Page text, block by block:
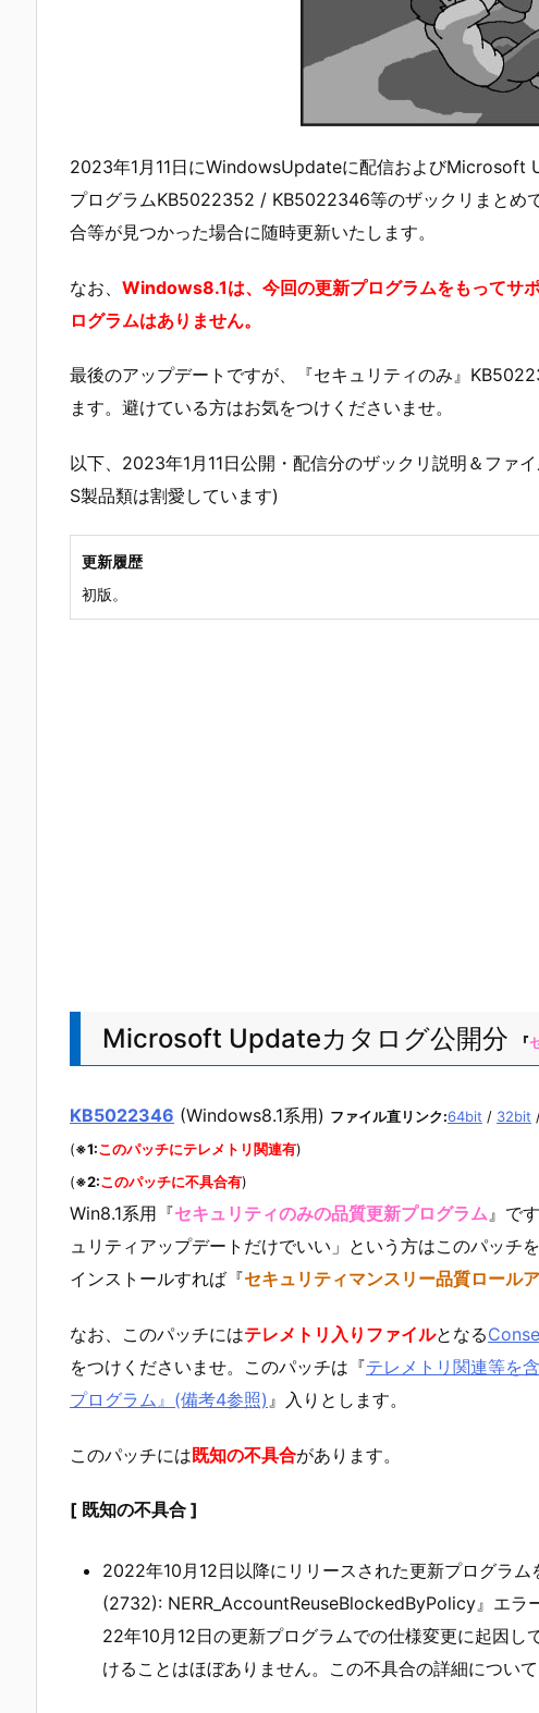
2023年1月11日にWindowsUpdateに配信およびMicrosoft
プログラムKB5022352 / KB5022346等のザックリまとめ
合等が見つかった場合に随時更新いたします。
なお、 Windows8.1は、今回の更新プログラムをもってサ
ログラムはありません。
最後のアップデートですが、『セキュリティのみ』
ます。避けている方はお気をつけくださいませ。
以下、2023年1月11日公開・配信分のザックリ説明＆ファ
S製品類は割愛しています)
更新履歴
初版。
Microsoft Updateカタログ公開分 『
KB5022346 (Windows8.1系用) ファイル直リンク:64bit / 32bit
(※1:このパッチにテレメトリ関連有)
(※2:このパッチに不具合有)
Win8.1系用『セキュリティのみの品質更新プログラム 』で
ュリティアップデートだけでいい」という方はこのパッチ
インストールすれば『セキュリティマンスリー品質ロール
なお、このパッチにはテレメトリ入りファイルとなる
をつけくださいませ。このパッチは『テレメトリ関連等を
プログラム』(備考4参照) 』入りとします。
このパッチには既知の不具合があります。
[ 既知の不具合 ]
2022年10月12日以降にリリースされた更新プログラ
(2732): NERR_AccountReuseBlockedByPolicy』エラ
22年10月12日の更新プログラムでの仕様変更に起因
けることはほぼありません。この不具合の詳細につい